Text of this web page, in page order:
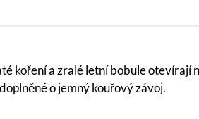
koření a zralé letní bobule otevírají
o jemný kouřový závoj.